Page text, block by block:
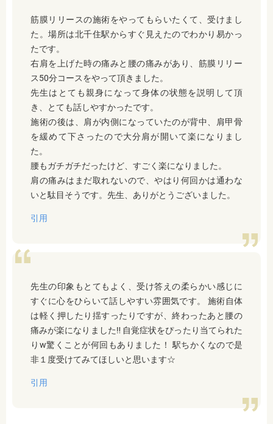
筋膜リリースの施術をやってもらいたくて、受けまし
た。場所は北千住駅からすぐ見えたのでわかり易かっ
たです。
右肩を上げた時の痛みと腰の痛みがあり、筋膜リリー
ス50分コースをやって頂きました。
先生はとても親身になって身体の状態を説明して頂
き、とても話しやすかったです。
施術の後は、肩が内側になっていたのが背中、肩甲骨
を緩めて下さったので大分肩が開いて楽になりまし
た。
腰もガチガチだったけど、すごく楽になりました。
肩の痛みはまだ取れないので、やはり何回かは通わな
いと駄目そうです。先生、ありがとうございました。
引用
先生の印象もとてもよく、受け答えの柔らかい感じに
すぐに心をひらいて話しやすい雰囲気です。 施術自体
は軽く押したり揺すったりですが、終わったあと腰の
痛みが楽になりました‼ 自覚症状をぴったり当てられた
りw驚くことが何回もありました！ 駅ちかくなので是
非１度受けてみてほしいと思います☆
引用